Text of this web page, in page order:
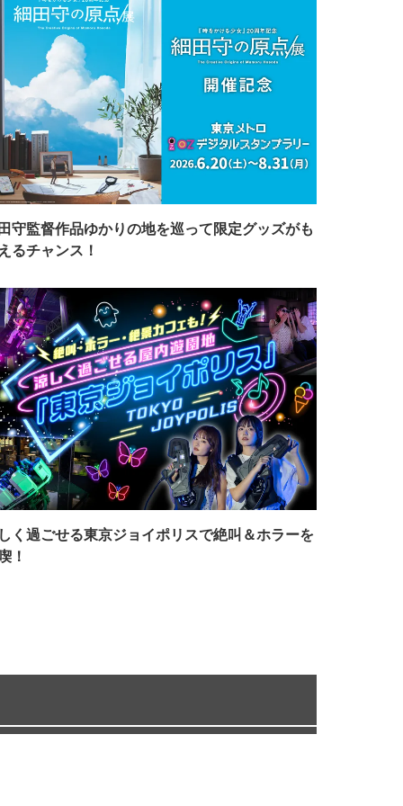
守監督作品ゆかりの地を巡って限定グッズがも
るチャンス！
く過ごせる東京ジョイポリスで絶叫＆ホラーを
！